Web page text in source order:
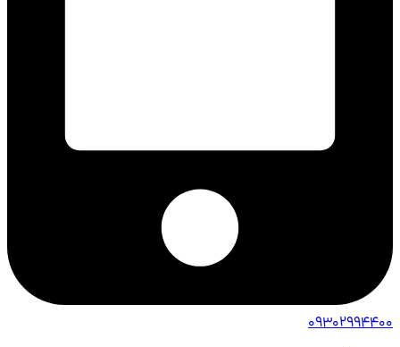
09302994400